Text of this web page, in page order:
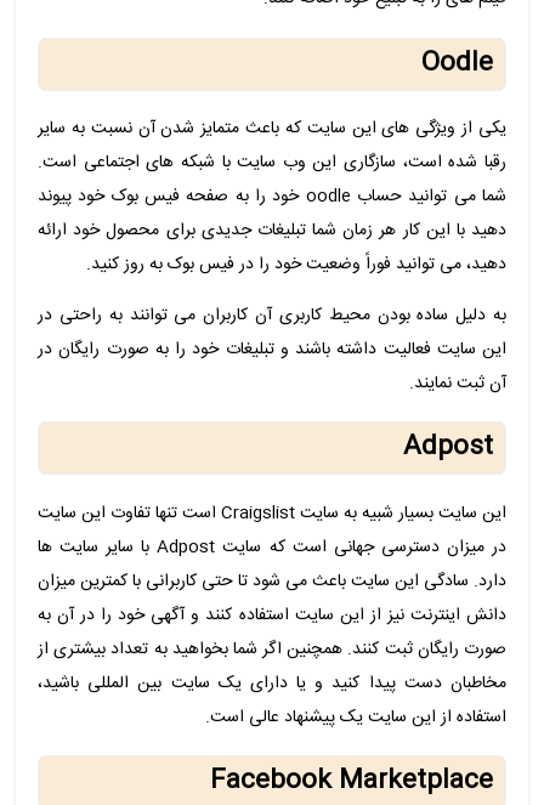
Oodle
یکی از ویژگی های این سایت که باعث متمایز شدن آن نسبت به سایر
رقبا شده است، سازگاری این وب سایت با شبکه های اجتماعی است.
شما می توانید حساب oodle خود را به صفحه فیس بوک خود پیوند
دهید با این کار هر زمان شما تبلیغات جدیدی برای محصول خود ارائه
دهید، می توانید فوراً وضعیت خود را در فیس بوک به روز کنید.
به دلیل ساده بودن محیط کاربری آن کاربران می توانند به راحتی در
این سایت فعالیت داشته باشند و تبلیغات خود را به صورت رایگان در
آن ثبت نمایند.
Adpost
این سایت بسیار شبیه به سایت Craigslist است تنها تفاوت این سایت
در میزان دسترسی جهانی است که سایت Adpost با سایر سایت ها
دارد. سادگی این سایت باعث می شود تا حتی کاربرانی با کمترین میزان
دانش اینترنت نیز از این سایت استفاده کنند و آگهی خود را در آن به
صورت رایگان ثبت کنند. همچنین اگر شما بخواهید به تعداد بیشتری از
مخاطبان دست پیدا کنید و یا دارای یک سایت بین المللی باشید،
استفاده از این سایت یک پیشنهاد عالی است.
Facebook Marketplace